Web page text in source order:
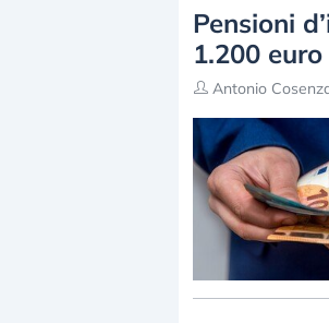
Pensioni
1.200
Antonio